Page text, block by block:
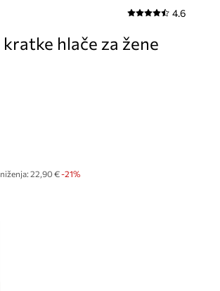
4.6
hlače za žene
22,90 € -21%